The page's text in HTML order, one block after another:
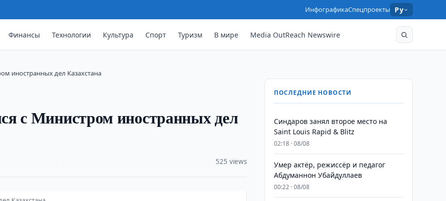
ИнфографикаСпецпроекты Ру
Финансы Технологии Культура Спорт Туризм В мире Media OutReach Newswire
иностранных дел Казахстана
с Министром иностранных дел
525 views
ПОСЛЕДНИЕ НОВОСТИ
Синдаров занял второе место на
Saint Louis Rapid & Blitz
02:18 · 08/08
Умер актёр, режиссёр и педагог
Абдуманнон Убайдуллаев
00:22 · 08/08